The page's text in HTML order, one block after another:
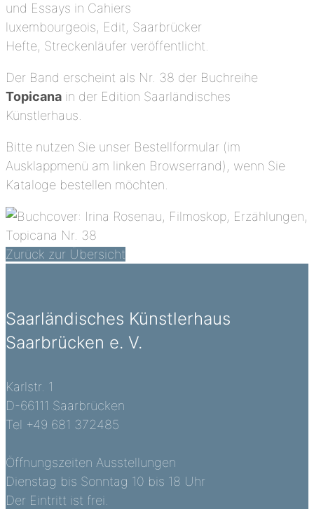
und Essays in Cahiers
luxembourgeois, Edit, Saarbrücker
Hefte, Streckenläufer veröffentlicht.
Der Band erscheint als Nr. 38 der Buchreihe
Topicana in der Edition Saarländisches
Künstlerhaus.
Bitte nutzen Sie unser Bestellformular (im
Ausklappmenü am linken Browserrand), wenn Sie
Kataloge bestellen möchten.
Zurück zur Übersicht
Saarländisches Künstlerhaus
Saarbrücken e. V.
Karlstr. 1
D-66111 Saarbrücken
Tel +49 681 372485
Öffnungszeiten Ausstellungen
Dienstag bis Sonntag 10 bis 18 Uhr
Der Eintritt ist frei.